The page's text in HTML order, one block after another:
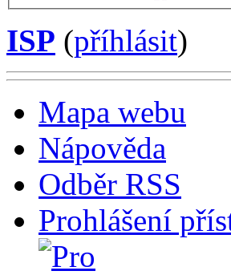
ISP (příhlásit)
Mapa webu
Nápověda
Odběr RSS
Prohlášení